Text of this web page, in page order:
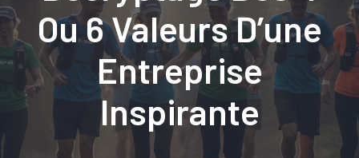
Ou 6 Valeurs D’une
Entreprise
Inspirante